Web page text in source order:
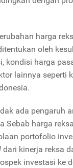
harga
oleh
kondisi harga
lainnya seperti
ada pengaruh
Sebab harga
portofolio
dari kinerja reksa
investasi ke